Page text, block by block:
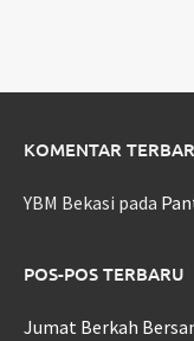
KOMENTAR
YBM Bekasi pada
POS-POS TERBARU
Jumat Berkah